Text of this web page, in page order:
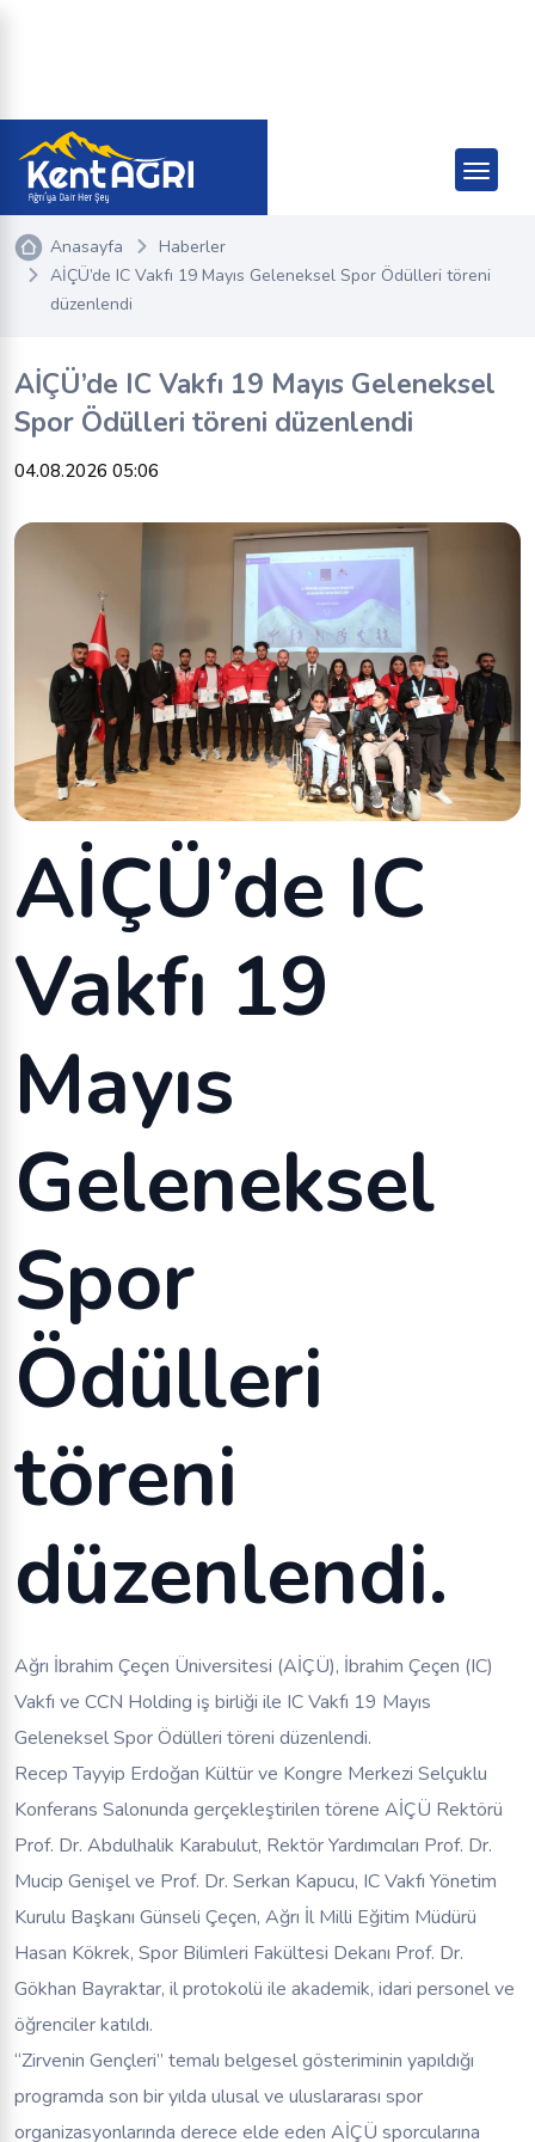
Anasayfa
Haberler
AİÇÜ’de IC Vakfı 19 Mayıs Geleneksel Spor Ödülleri töreni
düzenlendi
AİÇÜ’de IC Vakfı 19 Mayıs Geleneksel
Spor Ödülleri töreni düzenlendi
04.08.2026 05:06
AİÇÜ’de IC
Vakfı 19
Mayıs
Geleneksel
Spor
Ödülleri
töreni
düzenlendi.
Ağrı İbrahim Çeçen Üniversitesi (AİÇÜ), İbrahim Çeçen (IC)
Vakfı ve CCN Holding iş birliği ile IC Vakfı 19 Mayıs
Geleneksel Spor Ödülleri töreni düzenlendi.
Recep Tayyip Erdoğan Kültür ve Kongre Merkezi Selçuklu
Konferans Salonunda gerçekleştirilen törene AİÇÜ Rektörü
Prof. Dr. Abdulhalik Karabulut, Rektör Yardımcıları Prof. Dr.
Mucip Genişel ve Prof. Dr. Serkan Kapucu, IC Vakfı Yönetim
Kurulu Başkanı Günseli Çeçen, Ağrı İl Milli Eğitim Müdürü
Hasan Kökrek, Spor Bilimleri Fakültesi Dekanı Prof. Dr.
Gökhan Bayraktar, il protokolü ile akademik, idari personel ve
öğrenciler katıldı.
“Zirvenin Gençleri” temalı belgesel gösteriminin yapıldığı
programda son bir yılda ulusal ve uluslararası spor
organizasyonlarında derece elde eden AİÇÜ sporcularına